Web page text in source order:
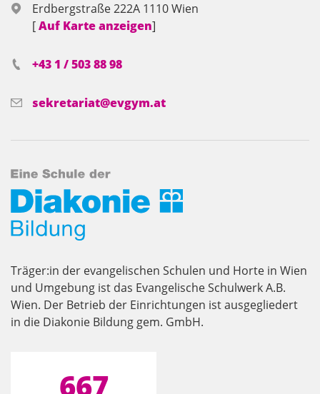
Erdbergstraße 222A 1110 Wien
[Auf Karte anzeigen]
+43 1 / 503 88 98
sekretariat@evgym.at
Träger:in der evangelischen Schulen und Horte in Wien
und Umgebung ist das Evangelische Schulwerk A.B.
Wien. Der Betrieb der Einrichtungen ist ausgegliedert
in die Diakonie Bildung gem. GmbH.
667